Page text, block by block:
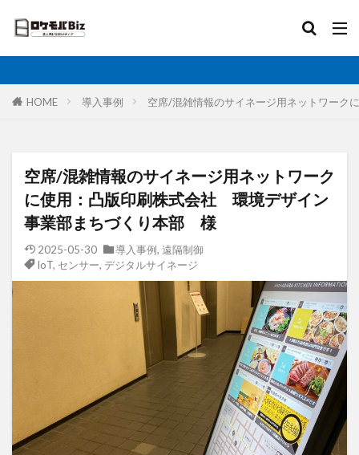
HOME 導入事例 空席/混雑情報のサイネージ用ネットワー
空席/混雑情報のサイネージ用ネットワーク
に使用：凸版印刷株式会社 環境デザイン
事業部まちづくり本部 様
2025-05-30 導入事例, 遠隔制御
IoT, センサー, デジタルサイネージ
比較 固定IP IoT 無制限 ロケットモバイル
タグ
AI 土木工事 格安SIM
映像伝送
建設業
建築現場 実証実験
大手キャリア
大容量プラン
水道工事
卸売業 医療・福祉
再生エネルギー
光回線
ルーター
リモートワーク
法人向け
ホームルーター
電気設備管理
量子コンピュータ
道路管理
運送業
農業
車両管理 訪問介護
衛星測位
海上通信
蓄電池 絶縁監視
神プラン